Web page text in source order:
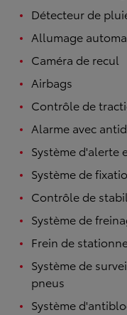
Détecteur de
Allumage
Caméra de recul
Airbags
Contrôle de
Alarme avec
Système d'alerte
Système de
Contrôle de
Système de
Frein de
Système de
pneus
Système